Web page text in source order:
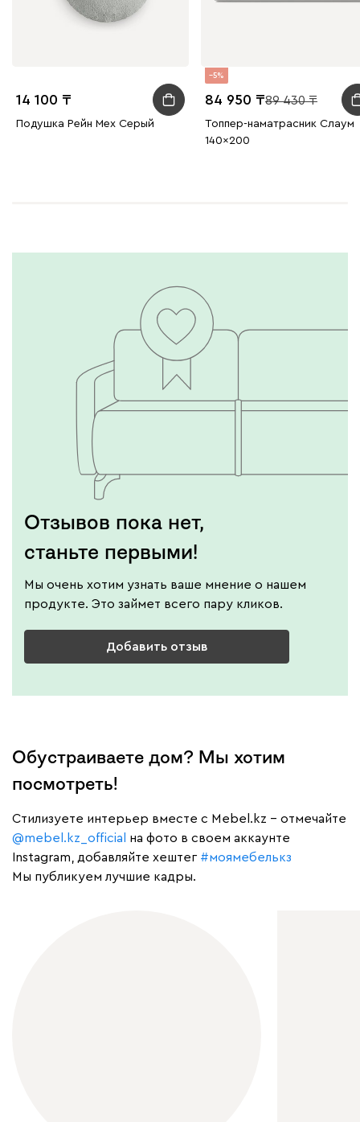
14 100
Подушка Рейн Мех Серый
5
84 950 89 430
Топпер-наматрасник Слаум
140x200
Отзывов пока нет,
станьте первыми!
Мы очень хотим узнать ваше мнение о нашем
продукте. Это займет всего пару кликов.
Добавить отзыв
Обустраиваете дом? Мы хотим
посмотреть!
Cтилизуете интерьер вместе с Mebel.kz – отмечайте
@mebel.kz_official
на фото в своем аккаунте
Instagram, добавляйте хештег #моямебелькз
Мы публикуем лучшие кадры.